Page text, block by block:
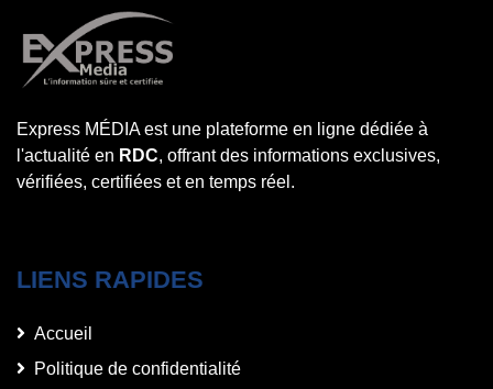
Express MÉDIA est une plateforme en ligne dédiée à
l'actualité en RDC, offrant des informations exclusives,
vérifiées, certifiées et en temps réel.
LIENS RAPIDES
Accueil
Politique de confidentialité